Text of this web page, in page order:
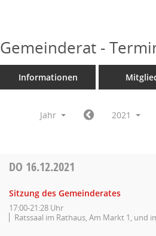
Gemeinderat -
Informationen
Jahr 2021
DO 16.12.2021
Sitzung des Gemeinderates
17:00-21:28 Uhr
Ratssaal im Rathaus, Am Markt 1,